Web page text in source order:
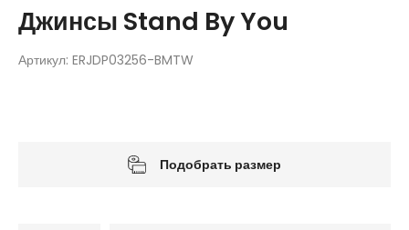
Джинсы Stand By You
Артикул: ERJDP03256-BMTW
Подобрать размер